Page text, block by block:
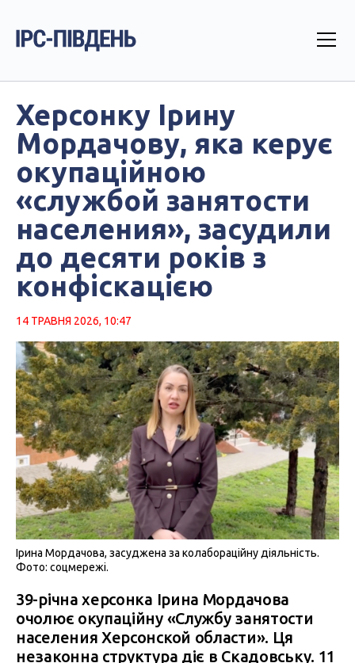
Херсонку Ірину
Мордачову, яка керує
окупаційною
«службой занятости
населения», засудили
до десяти років з
конфіскацією
14 ТРАВНЯ 2026, 10:47
Ірина Мордачова, засуджена за колабораційну діяльність.
Фото: соцмережі.
39-річна херсонка Ірина Мордачова
очолює окупаційну «Службу занятости
населения Херсонской области». Ця
незаконна структура діє в Скадовську. 11